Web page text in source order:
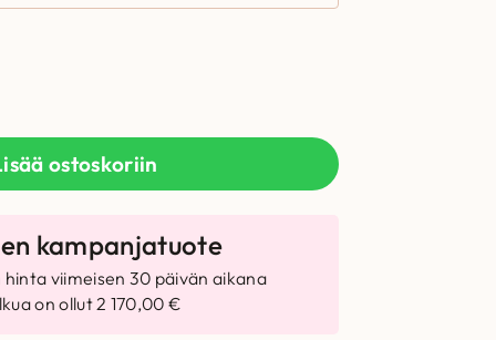
ostoskoriin
viimeisen 30 päivän aikana
on ollut2 170,00€